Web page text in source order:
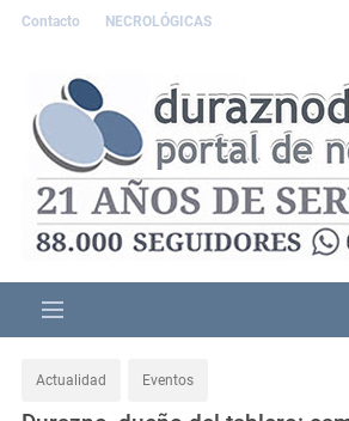
Contacto NECROLÓGICAS
Actualidad Eventos